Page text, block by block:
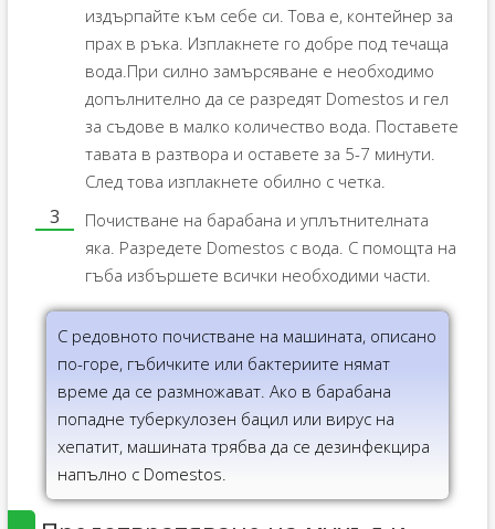
издърпайте към себе си. Това е, контейнер за
прах в ръка. Изплакнете го добре под течаща
вода.При силно замърсяване е необходимо
допълнително да се разредят Domestos и гел
за съдове в малко количество вода. Поставете
тавата в разтвора и оставете за 5-7 минути.
След това изплакнете обилно с четка.
Почистване на барабана и уплътнителната
яка. Разредете Domestos с вода. С помощта на
гъба избършете всички необходими части.
С редовното почистване на машината, описано
по-горе, гъбичките или бактериите нямат
време да се размножават. Ако в барабана
попадне туберкулозен бацил или вирус на
хепатит, машината трябва да се дезинфекцира
напълно с Domestos.